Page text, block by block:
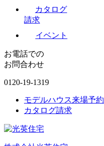
カタログ
請求
イベント
お電話での
お問合わせ
0120-19-1319
モデルハウス来場予約
カタログ請求